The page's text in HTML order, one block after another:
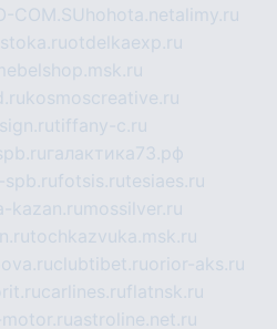
COM.SU hohota.netalimy.ru
otdelkaexp.ru
kosmoscreative.ru
tiffany-c.ru
галактика73.рф
fotsis.rutesiaes.ru
kazan.ru mossilver.ru
tochkazvuka.msk.ru
clubtibet.ruorior-aks.ru
carlines.ruflatnsk.ru
astroline.net.ru